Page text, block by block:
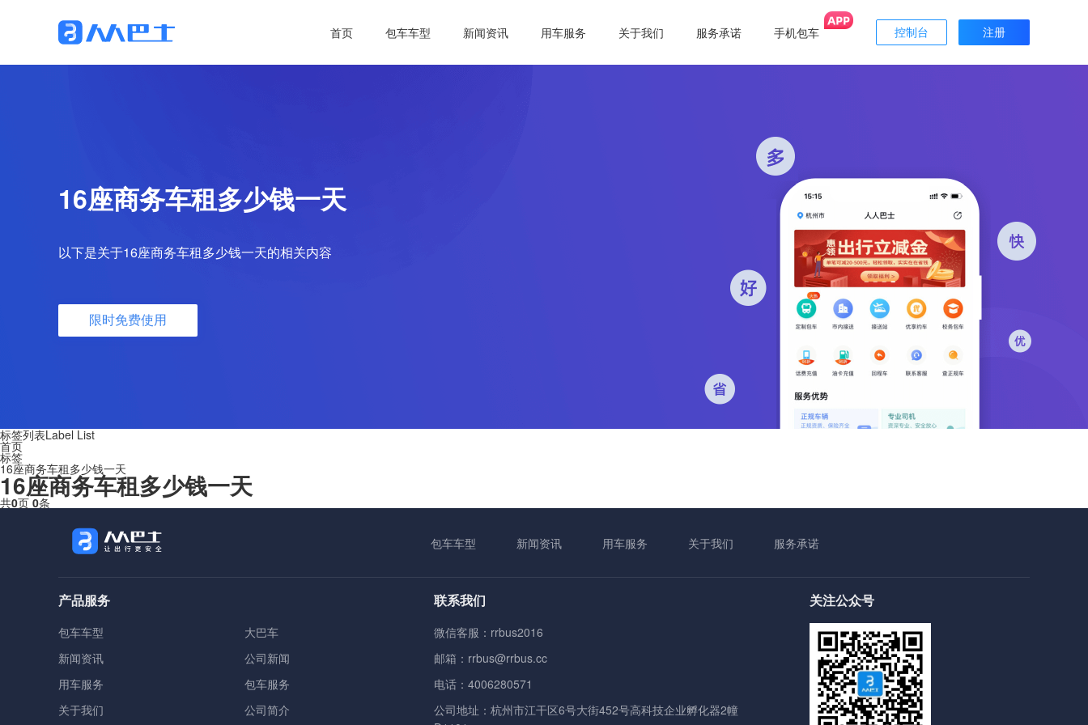
首页 包车车型 新闻资讯 用车服务 关于我们 服务承诺 手机包车 控制台 注册
16座商务车租多少钱一天
以下是关于16座商务车租多少钱一天的相关内容
限时免费使用
标签列表Label List
首页
标签
16座商务车租多少钱一天
16座商务车租多少钱一天
共0页 0条
包车车型 新闻资讯 用车服务 关于我们 服务承诺
产品服务
包车车型
大巴车
新闻资讯
公司新闻
用车服务
包车服务
关于我们
公司简介
联系我们
微信客服：rrbus2016
邮箱：rrbus@rrbus.cc
电话：4006280571
公司地址：杭州市江干区6号大街452号高科技企业孵化器2幢
关注公众号